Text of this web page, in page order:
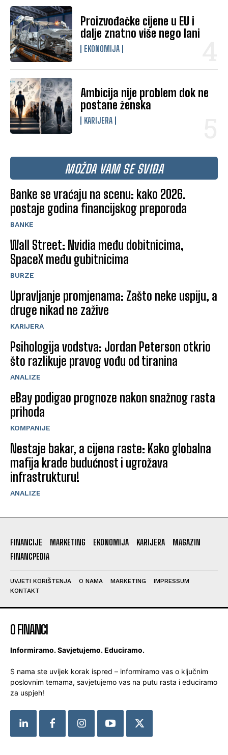
Proizvođačke cijene u EU i
dalje znatno više nego lani
EKONOMIJA
Ambicija nije problem dok ne
postane ženska
KARIJERA
MOŽDA VAM SE SVIĐA
Banke se vraćaju na scenu: kako 2026.
postaje godina financijskog preporoda
BANKE
Wall Street: Nvidia među dobitnicima,
SpaceX među gubitnicima
BURZE
Upravljanje promjenama: Zašto neke uspiju, a
druge nikad ne zažive
KARIJERA
Psihologija vodstva: Jordan Peterson otkrio
što razlikuje pravog vođu od tiranina
ANALIZE
eBay podigao prognoze nakon snažnog rasta
prihoda
KOMPANIJE
Nestaje bakar, a cijena raste: Kako globalna
mafija krade budućnost i ugrožava
infrastrukturu!
ANALIZE
FINANCIJE MARKETING EKONOMIJA KARIJERA
MAGAZIN
FINANCPEDIA
UVJETI KORIŠTENJA O NAMA MARKETING
IMPRESSUM
KONTAKT
O FINANCI
Informiramo. Savjetujemo. Educiramo.
S nama ste uvijek korak ispred – informiramo vas o ključnim
poslovnim temama, savjetujemo vas na putu rasta i educiramo
za uspjeh!